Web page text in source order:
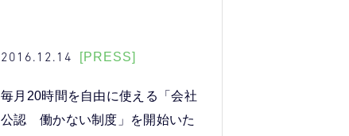
2016.12.14 [PRESS]
毎月20時間を自由に使える「会社
公認 働かない制度」を開始いた